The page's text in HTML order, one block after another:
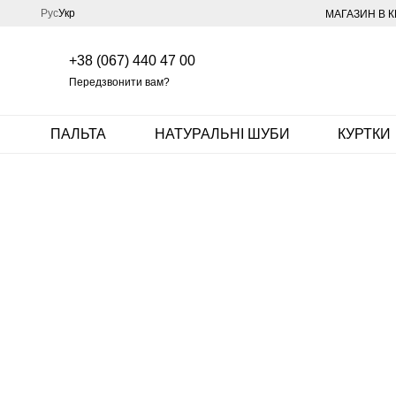
Перейти до основного контенту
РусУкр МАГАЗИН В
+38 (067) 440 47 00
Передзвонити вам?
ПАЛЬТА НАТУРАЛЬНІ ШУБИ КУРТКИ